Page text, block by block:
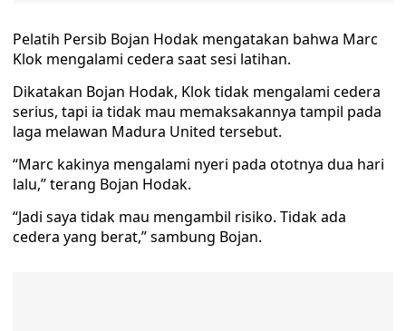
Pelatih Persib Bojan Hodak mengatakan bahwa Marc
Klok mengalami cedera saat sesi latihan.
Dikatakan Bojan Hodak, Klok tidak mengalami cedera
serius, tapi ia tidak mau memaksakannya tampil pada
laga melawan Madura United tersebut.
“Marc kakinya mengalami nyeri pada ototnya dua hari
lalu,” terang Bojan Hodak.
“Jadi saya tidak mau mengambil risiko. Tidak ada
cedera yang berat,” sambung Bojan.